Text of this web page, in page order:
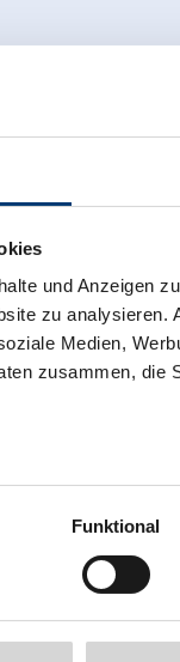
und Anzeigen
zu
Medien,
zusammen, die
& Co KG
Funktional